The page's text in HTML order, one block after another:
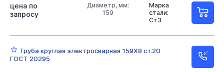
Марка
стали:
Ст3
Диаметр, мм:
159
цена по
запросу
Труба круглая электросварная 159Х8 ст.20
ГОСТ 20295